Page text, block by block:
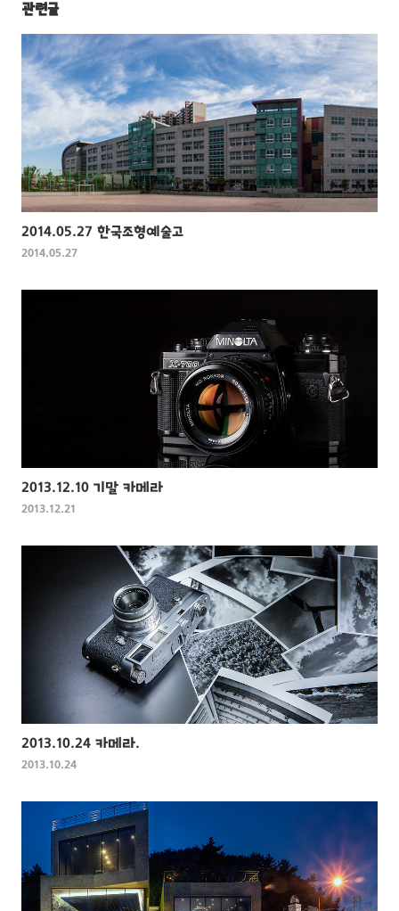
관련글
2014.05.27 한국조형예술고
2014.05.27
2013.12.10 기말 카메라
2013.12.21
2013.10.24 카메라.
2013.10.24